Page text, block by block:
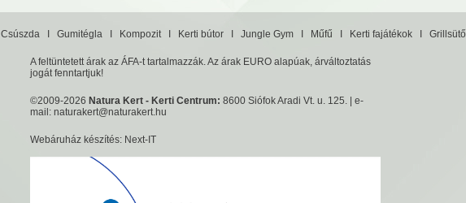
CsúszdaI GumitéglaI KompozitI Kerti bútorI Jungle GymI Műfű Kerti fajátékokI Grillsütő
A feltüntetett árak az ÁFA-t tartalmazzák. Az árak EURO alapúak, árváltoztatás
jogát fenntartjuk!
©2009-2026 Natura Kert - Kerti Centrum: 8600 Siófok Aradi Vt. u. 125. | e-
mail:naturakert@naturakert.hu
Webáruház készítés: Next-IT